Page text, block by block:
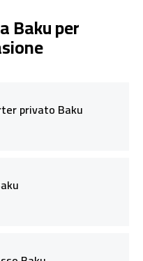
Baku per
privato Baku